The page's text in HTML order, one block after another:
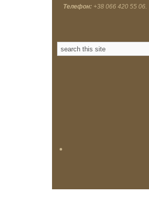
Телефон: +38 066 420 55 06.